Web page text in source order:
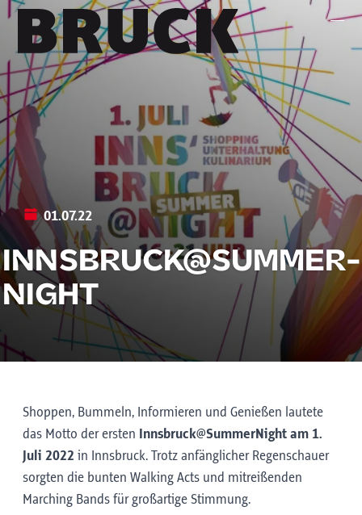
+43 (0) 512 / 56 15 00
office@innsbruckmarketing.at
Mo. – Fr.: 9:00 – 17:00 Uhr
01.07.22
INNSBRUCK@SUMMER­
NIGHT
Shoppen, Bummeln, Informieren und Genießen lautete
das Motto der ersten
Innsbruck@SummerNight am 1.
Juli 2022 in Innsbruck. Trotz anfänglicher Regenschauer
sorgten die bunten Walking Acts und mitreißenden
Marching Bands für großartige Stimmung.